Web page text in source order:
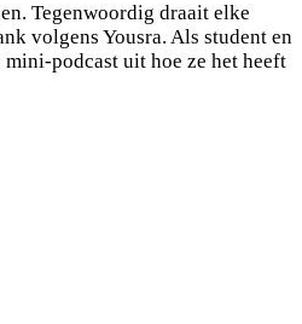
Tegenwoordig draait elke
volgens Yousra. Als student en
podcast uit hoe ze het heeft